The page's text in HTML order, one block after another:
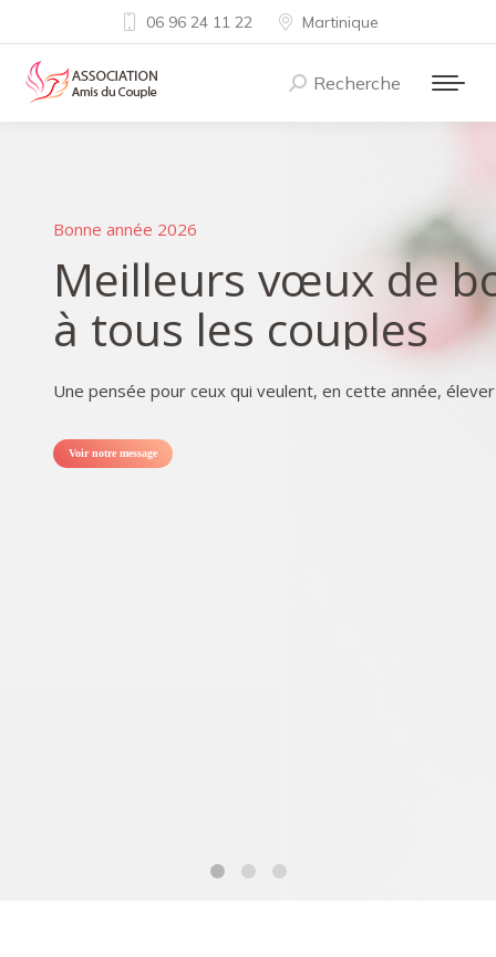
06 96 24 11 22 Martinique
Recherche
:
Recherche
Une pensée pour ceux qui veulent, en cette année,
Meilleurs vœux de
à tous les couples
Bonne année 2026
Voir notre message